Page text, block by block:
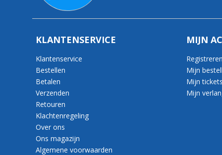
KLANTENSERVICE
Klantenservice
Bestellen
Betalen
Verzenden
Retouren
Klachtenregeling
Over ons
Ons magazijn
Algemene voorwaarden
MIJN
Registreren
Mijn
Mijn tickets
Mijn